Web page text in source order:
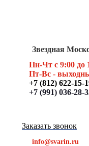
Звездная
Пн-Чт с 9:00 до
Пт-Вс -
+7 (812) 622-15-
+7 (991) 036-28-
Заказать звонок
info@svarin.ru